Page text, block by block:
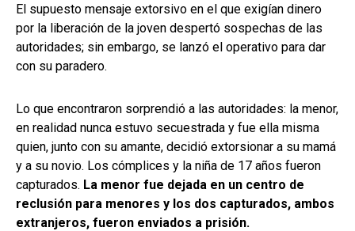
El supuesto mensaje extorsivo en el que exigían dinero
por la liberación de la joven despertó sospechas de las
autoridades; sin embargo, se lanzó el operativo para dar
con su paradero.
Lo que encontraron sorprendió a las autoridades: la menor,
en realidad nunca estuvo secuestrada y fue ella misma
quien, junto con su amante, decidió extorsionar a su mamá
y a su novio. Los cómplices y la niña de 17 años fueron
capturados. La menor fue dejada en un centro de
reclusión para menores y los dos capturados, ambos
extranjeros, fueron enviados a prisión.